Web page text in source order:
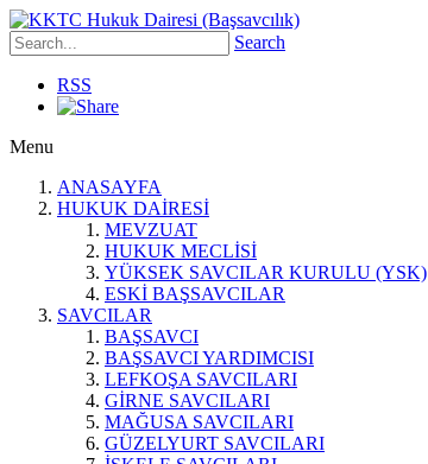
Search
RSS
Menu
ANASAYFA
HUKUK DAİRESİ
MEVZUAT
HUKUK MECLİSİ
YÜKSEK SAVCILAR KURULU (YSK)
ESKİ BAŞSAVCILAR
SAVCILAR
BAŞSAVCI
BAŞSAVCI YARDIMCISI
LEFKOŞA SAVCILARI
GİRNE SAVCILARI
MAĞUSA SAVCILARI
GÜZELYURT SAVCILARI